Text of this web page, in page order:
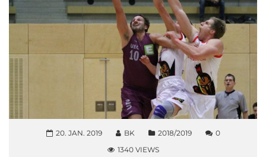
20. JAN. 2019 BK 2018/2019
0
1340 VIEWS